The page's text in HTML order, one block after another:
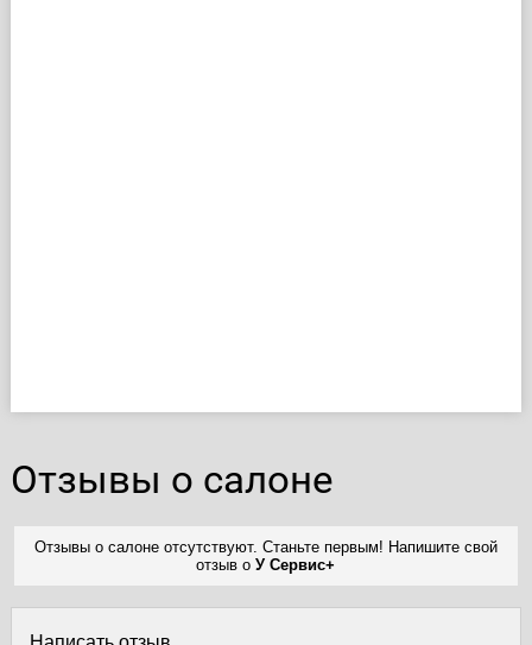
Отзывы о салоне
Отзывы о салоне отсутствуют. Станьте первым! Напишите свой
отзыв оУ Сервис+